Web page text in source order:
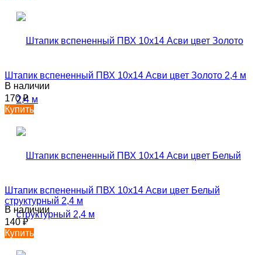
Штапик вспененный ПВХ 10х14 Асви цвет Золото 2,4 м
В наличии
170₽
Купить
Штапик вспененный ПВХ 10х14 Асви цвет Белый
структурный 2,4 м
В наличии
140₽
Купить